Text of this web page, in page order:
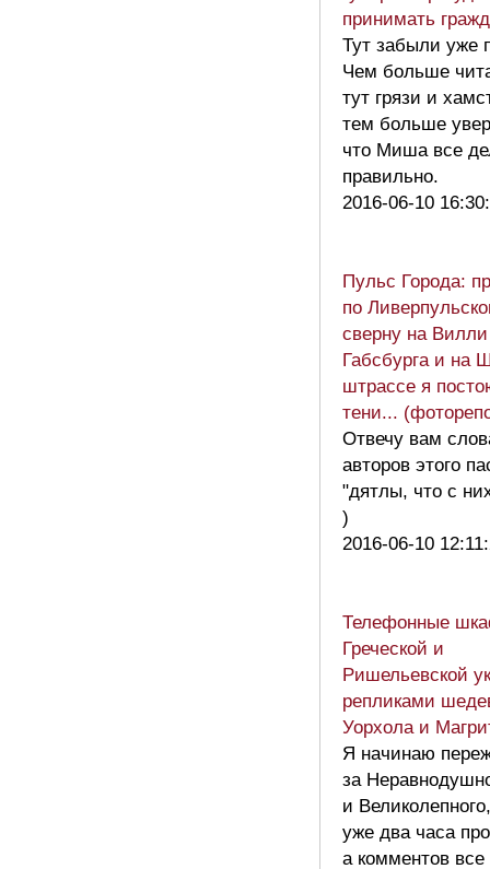
принимать
Тут забыли уже
Чем больше
тут грязи и
тем больше
что Миша все
правильно.
2016-06-10
Пульс Города:
по
сверну на Вилли
Габсбурга и на
штрассе я
тени...
Отвечу вам
авторов этого
"дятлы, что с
)
2016-06-10
Телефонные
Греческой и
Ришельевской
репликами
Уорхола и
Я начинаю
за
и Великолепного,
уже два часа
а комментов